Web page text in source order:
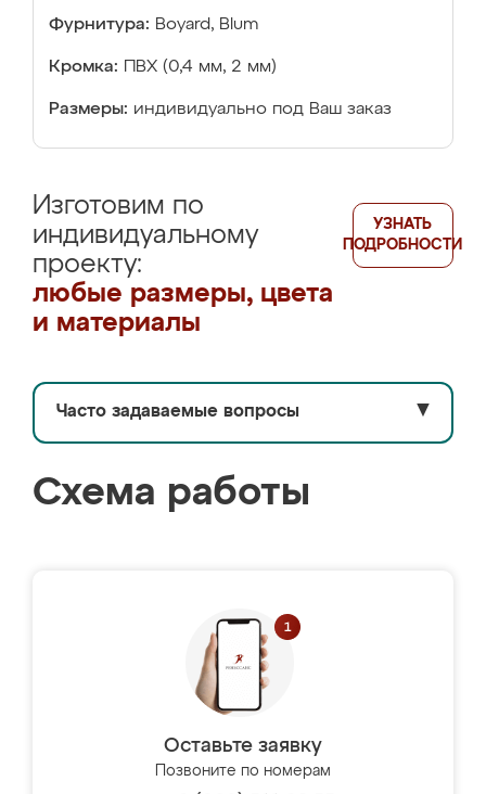
Фурнитура: Boyard, Blum
Кромка: ПВХ (0,4 мм, 2 мм)
Размеры: индивидуально под Ваш заказ
Изготовим по
индивидуальному
проекту:
любые размеры, цвета
и материалы
УЗНАТЬ
ПОДРОБНОСТИ
Часто задаваемые вопросы ▼
Схема работы
Оставьте заявку
Позвоните по номерам